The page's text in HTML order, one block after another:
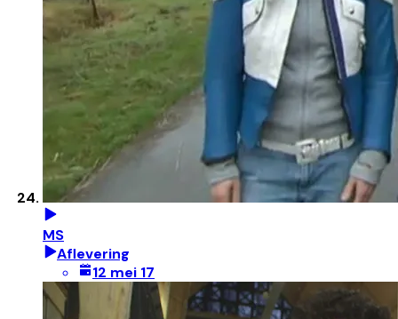
MS
Aflevering
12 mei 17